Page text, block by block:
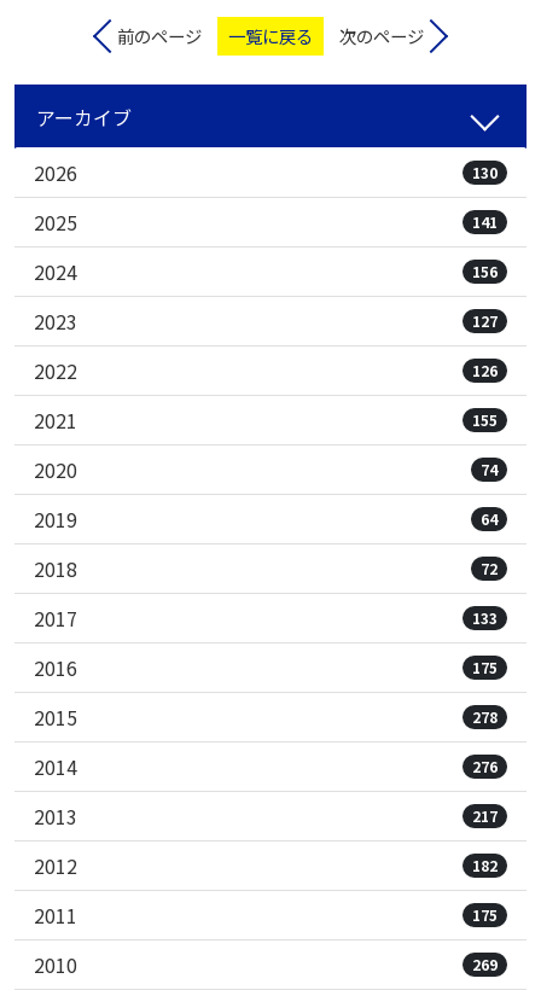
前のページ 一覧に戻る 次のページ
アーカイブ
2026
130
2025 141
2024 156
2023 127
2022 126
2021 155
2020 74
2019 64
2018 72
2017 133
2016 175
2015 278
2014 276
2013 217
2012 182
2011 175
2010 269